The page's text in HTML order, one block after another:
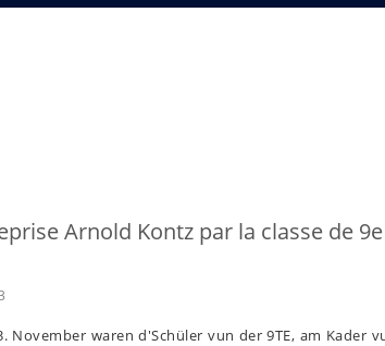
Arnold Kontz par la classe de 9e
November waren d'Schüler vun der 9TE, am Kader